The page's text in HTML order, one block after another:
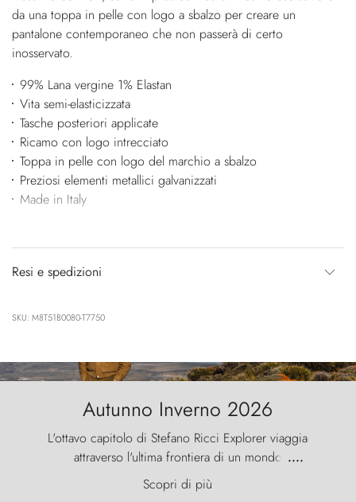
da una toppa in pelle con logo a sbalzo per creare un
pantalone contemporaneo che non passerà di certo
inosservato.
99% Lana vergine 1% Elastan
Vita semi-elasticizzata
Tasche posteriori applicate
Ricamo con logo intrecciato
Toppa in pelle con logo del marchio a sbalzo
Preziosi elementi metallici galvanizzati
Made in Italy
Resi e spedizioni
SKU: M8T51B0080-T7750
Autunno Inverno 2026
L'ottavo capitolo di Stefano Ricci Explorer viaggia
attraverso l'ultima frontiera di un mondo
primordiale, dove il vento scolpisce la natura con
furia ancestrale e le Torres del Paine sfidano il
....
Scopri di più